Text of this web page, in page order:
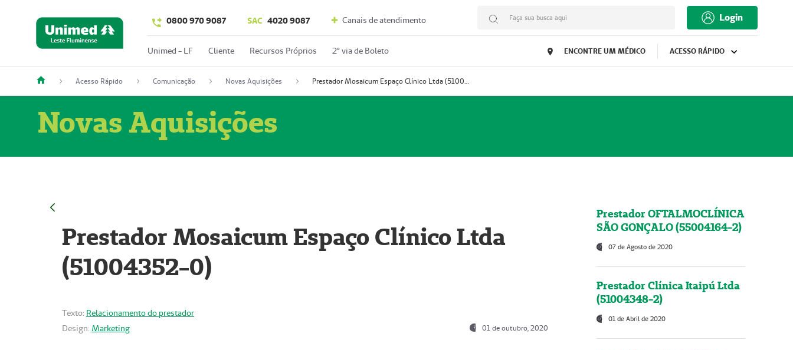
0800 970 9087 SAC 4020 9087 Canais de atendimento Faça sua busca aqui Login
Unimed - LF Cliente Recursos Próprios 2º via de Boleto ENCONTRE UM MÉDICO ACESSO RÁPIDO
Acesso Rápido Comunicação Novas Aquisições Prestador Mosaicum Espaço Clínico Ltda (51004352-0)
Novas Aquisições
Prestador Mosaicum Espaço Clínico Ltda
(51004352-0)
Texto: Relacionamento do prestador
Design: Marketing 01 de outubro, 2020
Prestador OFTALMOCLÍNICA
SÃO GONÇALO (55004164-2)
07 de Agosto de 2020
Prestador Clínica Itaipú Ltda
(51004348-2)
01 de Abril de 2020